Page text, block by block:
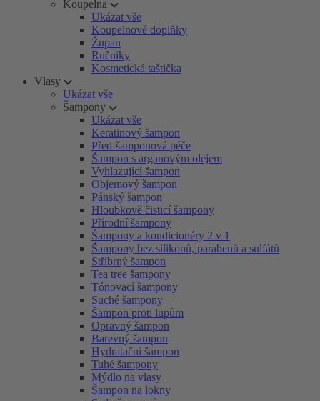
Koupelna
Ukázat vše
Koupelnové doplňky
Župan
Ručníky
Kosmetická taštička
Vlasy
Ukázat vše
Šampony
Ukázat vše
Keratinový šampon
Před-šamponová péče
Šampon s arganovým olejem
Vyhlazující šampon
Objemový šampon
Pánský šampon
Hloubkově čisticí šampony
Přírodní šampony
Šampony a kondicionéry 2 v 1
Šampony bez silikonů, parabenů a sulfátů
Stříbrný šampon
Tea tree šampony
Tónovací šampony
Suché šampony
Šampon proti lupům
Opravný šampon
Barevný šampon
Hydratační šampon
Tuhé šampony
Mýdlo na vlasy
Šampon na lokny